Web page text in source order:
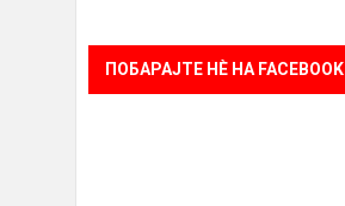
ПОБАРАЈТЕ НÈ НА FACEBOOK